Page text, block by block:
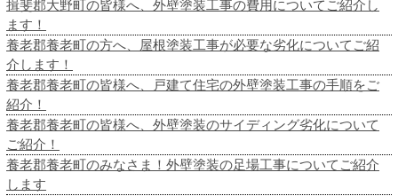
揖斐郡大野町の皆様へ、外壁塗装工事の費用についてご紹介し
ます！
養老郡養老町の方へ、屋根塗装工事が必要な劣化についてご紹
介します！
養老郡養老町の皆様へ、戸建て住宅の外壁塗装工事の手順をご
紹介！
養老郡養老町の皆様へ、外壁塗装のサイディング劣化について
ご紹介！
養老郡養老町のみなさま！外壁塗装の足場工事についてご紹介
します